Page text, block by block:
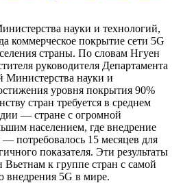
науки и технологий,
коммерческое покрытие сети 5G
страны. По словам Нгуен
руководителя Департамента
Министерства науки и
уровня покрытия 90%
стран требуется в среднем
— стране с огромной
населением, где внедрение
потребовалось 15 месяцев для
показателя. Эти результаты
Вьетнам к группе стран с самой
внедрения 5G в мире.